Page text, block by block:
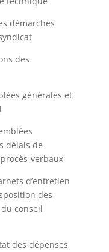
démarches
des
générales et
délais de
verbaux
d’entretien
des
conseil
des dépenses